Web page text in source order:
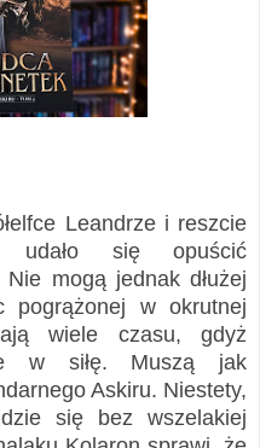
Leandrze i reszcie
udało się opuścić
mogą jednak dłużej
pogrążonej w okrutnej
wiele czasu, gdyż
w siłę. Muszą jak
Askiru. Niestety,
się bez wszelakiej